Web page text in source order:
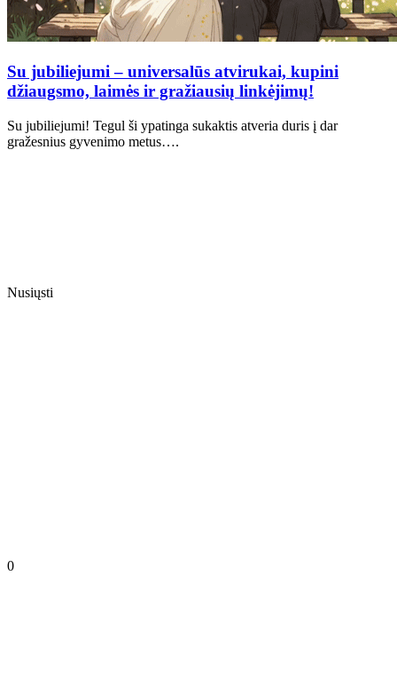
Su jubiliejumi – universalūs atvirukai, kupini
džiaugsmo, laimės ir gražiausių linkėjimų!
Su jubiliejumi! Tegul ši ypatinga sukaktis atveria duris į dar
gražesnius gyvenimo metus….
Nusiųsti
0